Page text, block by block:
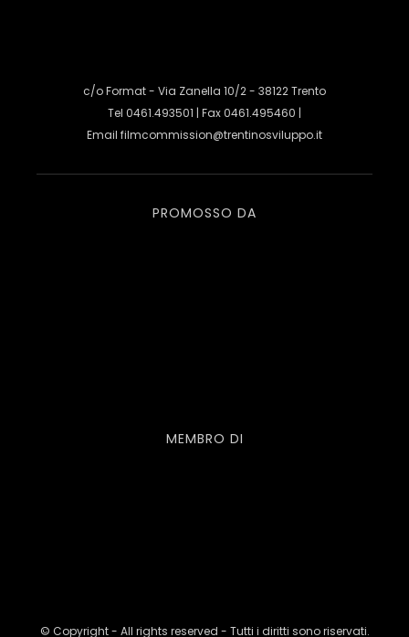
c/o Format - Via Zanella 10/2 - 38122 Trento
Tel 0461.493501 | Fax 0461.495460 |
Email filmcommission@trentinosviluppo.it
PROMOSSO DA
MEMBRO DI
© Copyright - All rights reserved - Tutti i diritti sono riservati.